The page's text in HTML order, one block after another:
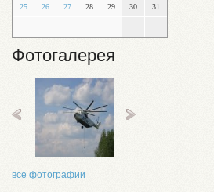
25 26 27 28 29 30 31
Фотогалерея
все фотографии